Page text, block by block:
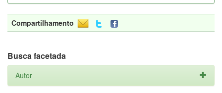
Compartilhamento
Busca facetada
Autor